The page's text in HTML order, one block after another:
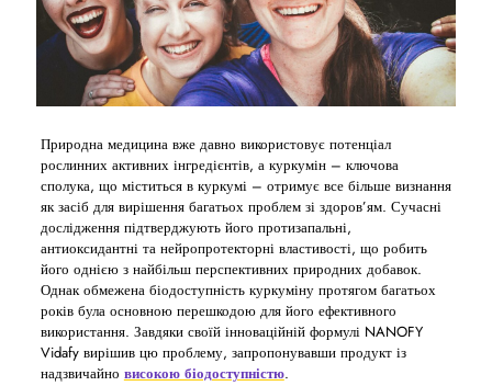
Природна медицина вже давно використовує потенціал
рослинних активних інгредієнтів, а куркумін – ключова
сполука, що міститься в куркумі – отримує все більше визнання
як засіб для вирішення багатьох проблем зі здоров’ям. Сучасні
дослідження підтверджують його протизапальні,
антиоксидантні та нейропротекторні властивості, що робить
його однією з найбільш перспективних природних добавок.
Однак обмежена біодоступність куркуміну протягом багатьох
років була основною перешкодою для його ефективного
використання. Завдяки своїй інноваційній формулі NANOFY
Vidafy вирішив цю проблему, запропонувавши продукт із
надзвичайно високою біодоступністю.